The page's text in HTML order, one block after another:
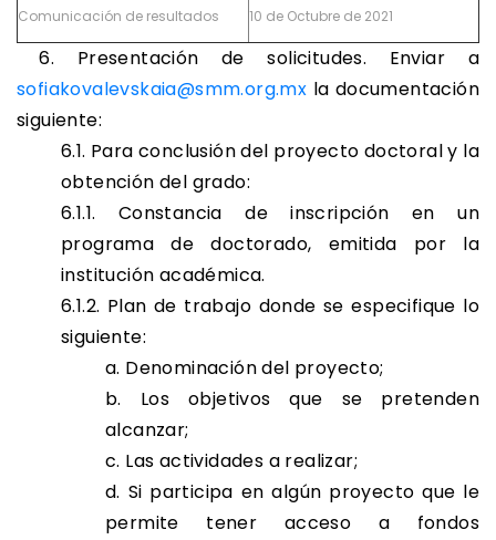
Comunicación de resultados 10 de Octubre de 2021
6. Presentación de solicitudes. Enviar a
sofiakovalevskaia@smm.org.mx la documentación
siguiente:
6.1. Para conclusión del proyecto doctoral y la
obtención del grado:
6.1.1. Constancia de inscripción en un
programa de doctorado, emitida por la
institución académica.
6.1.2. Plan de trabajo donde se especifique lo
siguiente:
a. Denominación del proyecto;
b. Los objetivos que se pretenden
alcanzar;
c. Las actividades a realizar;
d. Si participa en algún proyecto que le
permite tener acceso a fondos